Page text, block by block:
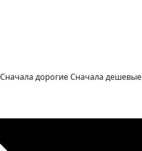
Сначала дорогие Сначала дешевые